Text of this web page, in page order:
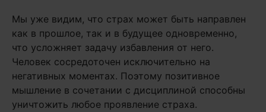
Мы уже видим, что страх может быть направлен
как в прошлое, так и в будущее одновременно,
что усложняет задачу избавления от него.
Человек сосредоточен исключительно на
негативных моментах. Поэтому позитивное
мышление в сочетании с дисциплиной способны
уничтожить любое проявление страха.